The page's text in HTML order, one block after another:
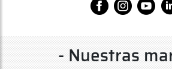
- Nuestras